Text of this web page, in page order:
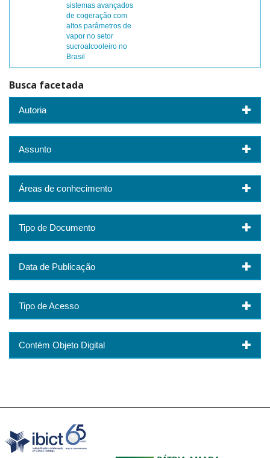
sistemas avançados
de cogeração com
altos parâmetros de
vapor no setor
sucroalcooleiro no
Brasil
Busca facetada
Autoria
Assunto
Áreas de conhecimento
Tipo de Documento
Data de Publicação
Tipo de Acesso
Contém Objeto Digital